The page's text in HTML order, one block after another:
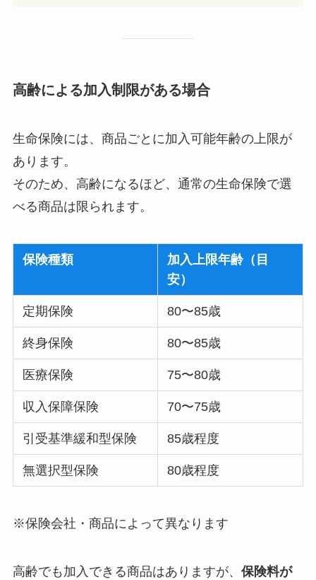
高齢による加入制限がある場合
生命保険には、商品ごとに加入可能年齢の上限が
あります。
そのため、高齢になるほど、通常の生命保険で選
べる商品は限られます。
保険種類
加入上限年齢（目
安）
定期保険 80〜85歳
終身保険 80〜85歳
医療保険 75〜80歳
収入保障保険 70〜75歳
引受基準緩和型保険 85歳程度
無選択型保険 80歳程度
※保険会社・商品によって異なります
高齢でも加入できる商品はありますが、 保険料が